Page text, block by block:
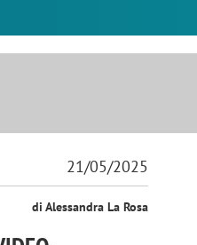
21/05/2025
di Alessandra La Rosa